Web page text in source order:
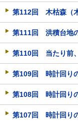
第112回 木枯森（木
第111回 洪積台地
第110回 当たり前
第109回 時計回り
第108回 時計回り
第107回 時計回り